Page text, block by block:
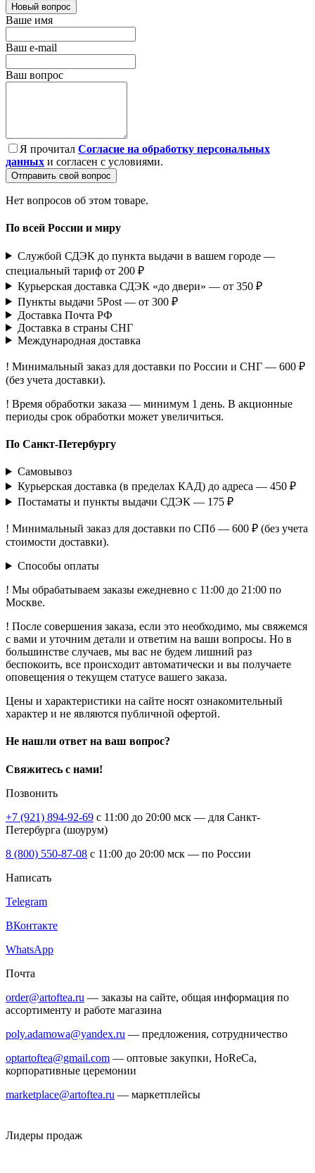
Новый вопрос
Ваше имя
Ваш e-mail
Ваш вопрос
Я прочитал Согласие на обработку персональных
данных и согласен с условиями.
Отправить свой вопрос
Нет вопросов об этом товаре.
По всей России и миру
Службой СДЭК до пункта выдачи в вашем городе —
специальный тариф от 200 ₽
Курьерская доставка СДЭК «до двери» — от 350 ₽
Пункты выдачи 5Post — от 300 ₽
Доставка Почта РФ
Доставка в страны СНГ
Международная доставка
! Минимальный заказ для доставки по России и СНГ — 600 ₽
(без учета доставки).
! Время обработки заказа — минимум 1 день. В акционные
периоды срок обработки может увеличиться.
По Санкт-Петербургу
Самовывоз
Курьерская доставка (в пределах КАД) до адреса — 450 ₽
Постаматы и пункты выдачи СДЭК — 175 ₽
! Минимальный заказ для доставки по СПб — 600 ₽ (без учета
стоимости доставки).
Способы оплаты
! Мы обрабатываем заказы ежедневно с 11:00 до 21:00 по
Москве.
! После совершения заказа, если это необходимо, мы свяжемся
с вами и уточним детали и ответим на ваши вопросы. Но в
большинстве случаев, мы вас не будем лишний раз
беспокоить, все происходит автоматически и вы получаете
оповещения о текущем статусе вашего заказа.
Цены и характеристики на сайте носят ознакомительный
характер и не являются публичной офертой.
Не нашли ответ на ваш вопрос?
Свяжитесь с нами!
Позвонить
+7 (921) 894-92-69 c 11:00 до 20:00 мск — для Санкт-
Петербурга (шоурум)
8 (800) 550-87-08 c 11:00 до 20:00 мск — по России
Написать
Telegram
ВКонтакте
WhatsApp
Почта
order@artoftea.ru — заказы на сайте, общая информация по
ассортименту и работе магазина
poly.adamowa@yandex.ru — предложения, сотрудничество
optartoftea@gmail.com — оптовые закупки, HoReCa,
корпоративные церемонии
marketplace@artoftea.ru — маркетплейсы
Лидеры продаж